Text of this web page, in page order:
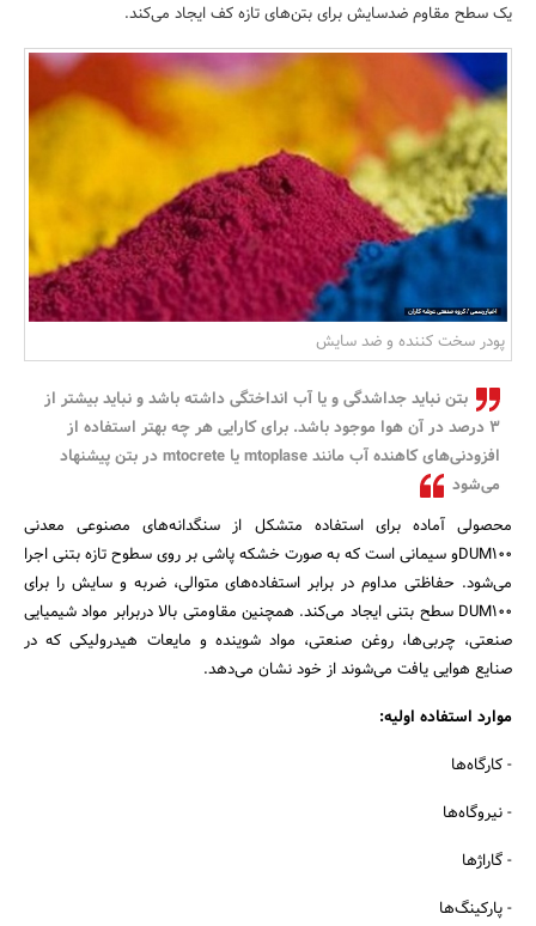
مسکن و ساختمان
یک سطح مقاوم ضدسایش برای بتن‌های تازه کف ایجاد می‌کند.
پودر سخت کننده و ضد سایش
بتن نباید جداشدگی و یا آب انداختگی داشته باشد و نباید بیشتر از
3 درصد در آن هوا موجود باشد. برای کارایی هر چه بهتر استفاده از
افزودنی‌های کاهنده آب مانند mtoplase یا mtocrete در بتن پیشنهاد
می‌شود
محصولی آماده برای استفاده متشکل از سنگدانه‌های مصنوعی معدنی
DUM100و سیمانی است که به صورت خشکه پاشی بر روی سطوح تازه بتنی اجرا
می‌شود. حفاظتی مداوم در برابر استفاده‌های متوالی، ضربه و سایش را برای
DUM100 سطح بتنی ایجاد می‌کند. همچنین مقاومتی بالا دربرابر مواد شیمیایی
صنعتی، چربی‌ها، روغن صنعتی، مواد شوینده و مایعات هیدرولیکی که در
صنایع هوایی یافت می‌شوند از خود نشان می‌دهد.
موارد استفاده اولیه:
- کارگاه‌ها
- نیروگاه‌ها
- گاراژها
- پارکینگ‌ها